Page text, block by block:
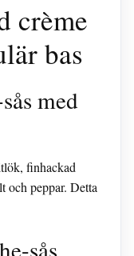
crème
bas
med
finhackad
och peppar. Detta
sås